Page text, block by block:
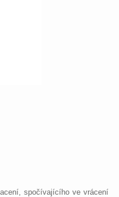
spočívajícího ve vrácení